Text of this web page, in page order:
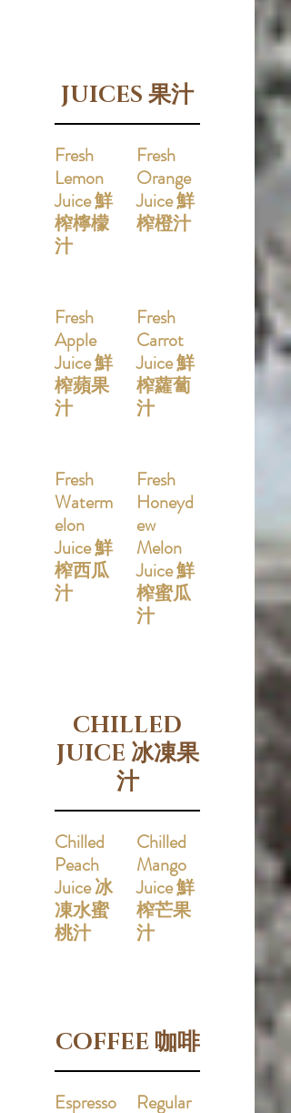
JUICES 果汁
Fresh
Lemon
Juice 鮮
榨檸檬
汁
Fresh
Orange
Juice 鮮
榨橙汁
Fresh
Apple
Juice 鮮
榨蘋果
汁
Fresh
Carrot
Juice 鮮
榨蘿蔔
汁
Fresh
Waterm
elon
Juice 鮮
榨西瓜
汁
Fresh
Honeyd
ew
Melon
Juice 鮮
榨蜜瓜
汁
CHILLED
JUICE 冰凍果
汁
Chilled
Peach
Juice 冰
凍水蜜
桃汁
Chilled
Mango
Juice 鮮
榨芒果
汁
COFFEE 咖啡
Espresso
Regular